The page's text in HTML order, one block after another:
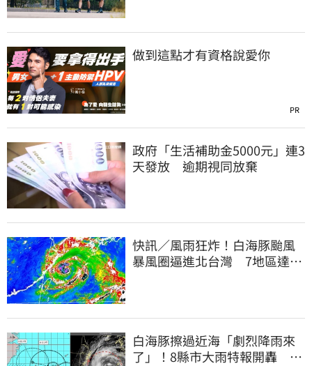
做到這點才有資格說愛你
PR
政府「生活補助金5000元」連3
天發放 逾期視同放棄
快訊／風雨狂炸！白海豚颱風
暴風圈逼進北台灣 7地區達停
白海豚擦過近海「劇烈降雨來
了」！8縣市大雨特報開轟 今